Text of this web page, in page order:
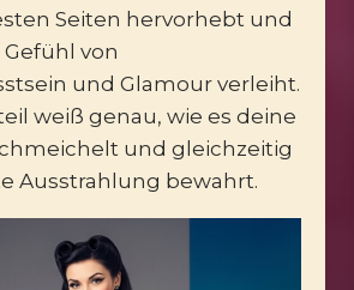
Seiten hervorhebt und
von
und Glamour verleiht.
weiß genau, wie es deine
und gleichzeitig
Ausstrahlung bewahrt.